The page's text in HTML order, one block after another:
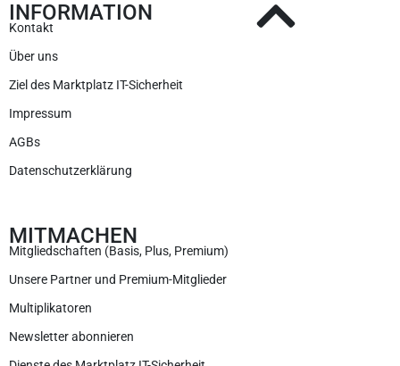
INFORMATION
Kontakt
Über uns
Ziel des Marktplatz IT-Sicherheit
Impressum
AGBs
Datenschutzerklärung
MITMACHEN
Mitgliedschaften (Basis, Plus, Premium)
Unsere Partner und Premium-Mitglieder
Multiplikatoren
Newsletter abonnieren